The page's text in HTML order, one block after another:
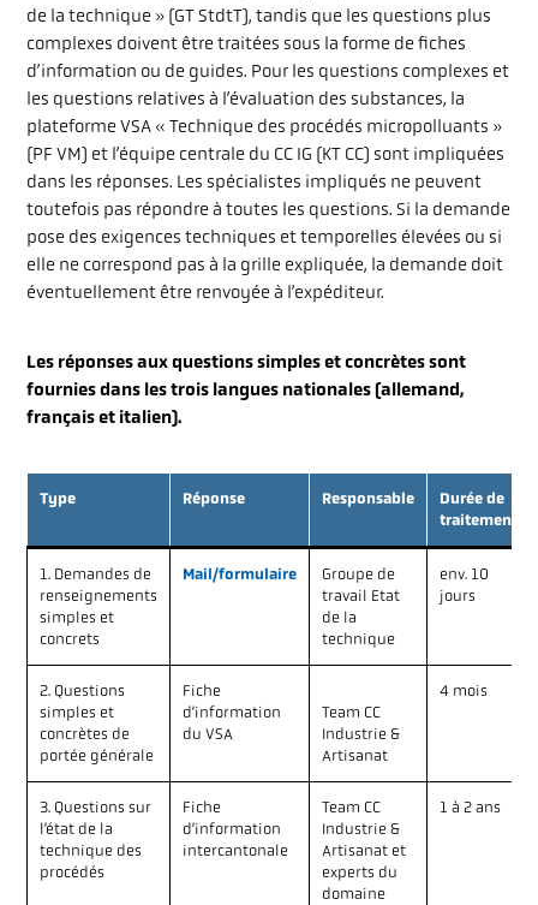
de la technique » (GT StdtT), tandis que les questions plus
complexes doivent être traitées sous la forme de fiches
d’information ou de guides. Pour les questions complexes et
les questions relatives à l’évaluation des substances, la
plateforme VSA « Technique des procédés micropolluants »
(PF VM) et l’équipe centrale du CC IG (KT CC) sont impliquées
dans les réponses. Les spécialistes impliqués ne peuvent
toutefois pas répondre à toutes les questions. Si la demande
pose des exigences techniques et temporelles élevées ou si
elle ne correspond pas à la grille expliquée, la demande doit
éventuellement être renvoyée à l’expéditeur.
Les réponses aux questions simples et concrètes sont
fournies dans les trois langues nationales (allemand,
français et italien).
Type Réponse Responsable
Durée de
traitement
1. Demandes de
renseignements
simples et
concrets
Mail/formulaire
Groupe de
travail Etat
de la
technique
env. 10
jours
2. Questions
simples et
concrètes de
portée générale
Fiche
d’information
du VSA
Team CC
Industrie &
Artisanat
4 mois
3. Questions sur
l’état de la
technique des
procédés
Fiche
d’information
intercantonale
Team CC
Industrie &
Artisanat et
experts du
domaine
1 à 2 ans